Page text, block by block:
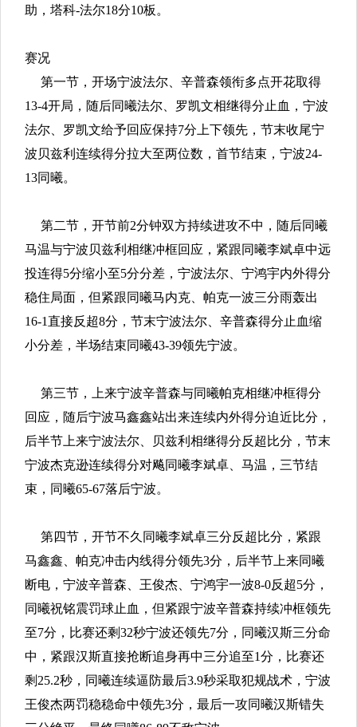
助，塔科-法尔18分10板。
赛况
第一节，开场宁波法尔、辛普森领衔多点开花取得
13-4开局，随后同曦法尔、罗凯文相继得分止血，宁波
法尔、罗凯文给予回应保持7分上下领先，节末收尾宁
波贝兹利连续得分拉大至两位数，首节结束，宁波24-
13同曦。
第二节，开节前2分钟双方持续进攻不中，随后同曦
马温与宁波贝兹利相继冲框回应，紧跟同曦李斌卓中远
投连得5分缩小至5分分差，宁波法尔、宁鸿宇内外得分
稳住局面，但紧跟同曦马内克、帕克一波三分雨轰出
16-1直接反超8分，节末宁波法尔、辛普森得分止血缩
小分差，半场结束同曦43-39领先宁波。
第三节，上来宁波辛普森与同曦帕克相继冲框得分
回应，随后宁波马鑫鑫站出来连续内外得分迫近比分，
后半节上来宁波法尔、贝兹利相继得分反超比分，节末
宁波杰克逊连续得分对飚同曦李斌卓、马温，三节结
束，同曦65-67落后宁波。
第四节，开节不久同曦李斌卓三分反超比分，紧跟
马鑫鑫、帕克冲击内线得分领先3分，后半节上来同曦
断电，宁波辛普森、王俊杰、宁鸿宇一波8-0反超5分，
同曦祝铭震罚球止血，但紧跟宁波辛普森持续冲框领先
至7分，比赛还剩32秒宁波还领先7分，同曦汉斯三分命
中，紧跟汉斯直接抢断追身再中三分追至1分，比赛还
剩25.2秒，同曦连续逼防最后3.9秒采取犯规战术，宁波
王俊杰两罚稳稳命中领先3分，最后一攻同曦汉斯错失